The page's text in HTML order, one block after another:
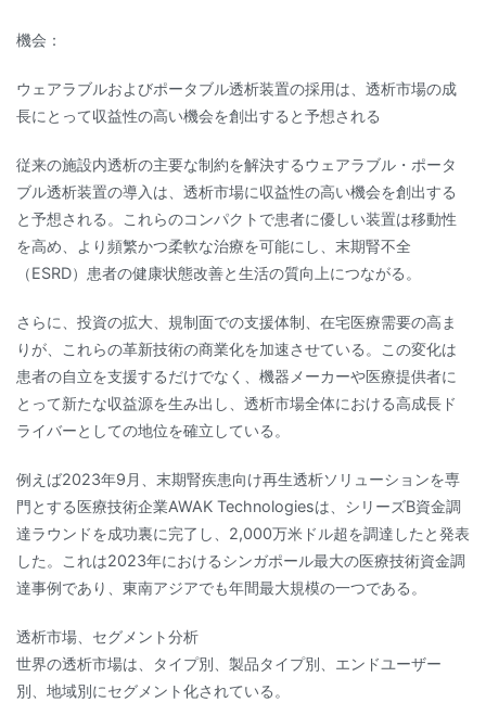
機会：
ウェアラブルおよびポータブル透析装置の採用は、透析市場の成
長にとって収益性の高い機会を創出すると予想される
従来の施設内透析の主要な制約を解決するウェアラブル・ポータ
ブル透析装置の導入は、透析市場に収益性の高い機会を創出する
と予想される。これらのコンパクトで患者に優しい装置は移動性
を高め、より頻繁かつ柔軟な治療を可能にし、末期腎不全
（ESRD）患者の健康状態改善と生活の質向上につながる。
さらに、投資の拡大、規制面での支援体制、在宅医療需要の高ま
りが、これらの革新技術の商業化を加速させている。この変化は
患者の自立を支援するだけでなく、機器メーカーや医療提供者に
とって新たな収益源を生み出し、透析市場全体における高成長ド
ライバーとしての地位を確立している。
例えば2023年9月、末期腎疾患向け再生透析ソリューションを専
門とする医療技術企業AWAK Technologiesは、シリーズB資金調
達ラウンドを成功裏に完了し、2,000万米ドル超を調達したと発表
した。これは2023年におけるシンガポール最大の医療技術資金調
達事例であり、東南アジアでも年間最大規模の一つである。
透析市場、セグメント分析
世界の透析市場は、タイプ別、製品タイプ別、エンドユーザー
別、地域別にセグメント化されている。